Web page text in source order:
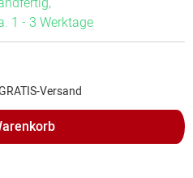
1 - 3 Werktage
Versand